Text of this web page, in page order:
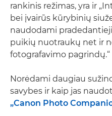
rankinis režimas, yra ir
bei įvairūs kūrybinių
naudodami
puikių nuotraukų net ir
fotografavimo pagrindų.“
Norėdami daugiau
savybes ir kaip jas
„Canon Photo